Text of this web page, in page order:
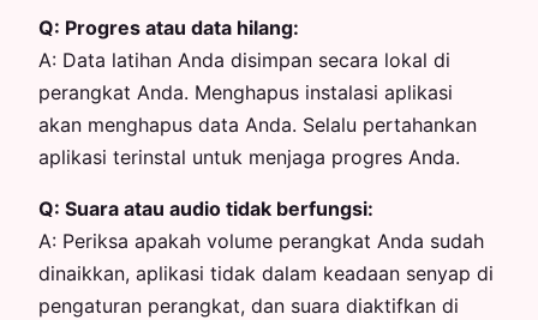
Q: Progres atau data hilang:
A: Data latihan Anda disimpan secara lokal di
perangkat Anda. Menghapus instalasi aplikasi
akan menghapus data Anda. Selalu pertahankan
aplikasi terinstal untuk menjaga progres Anda.
Q: Suara atau audio tidak berfungsi:
A: Periksa apakah volume perangkat Anda sudah
dinaikkan, aplikasi tidak dalam keadaan senyap di
pengaturan perangkat, dan suara diaktifkan di